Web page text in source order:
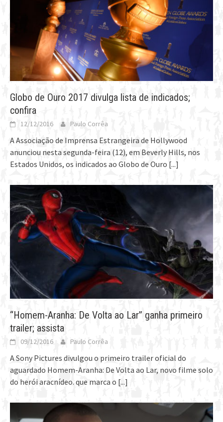
Globo de Ouro 2017 divulga lista de indicados;
confira
12/12/2016 Paulo Corrêa
A Associação de Imprensa Estrangeira de Hollywood
anunciou nesta segunda-feira (12), em Beverly Hills, nos
Estados Unidos, os indicados ao Globo de Ouro [...]
“Homem-Aranha: De Volta ao Lar” ganha primeiro
trailer; assista
09/12/2016 Paulo Corrêa
A Sony Pictures divulgou o primeiro trailer oficial do
aguardado Homem-Aranha: De Volta ao Lar, novo filme solo
do herói aracnídeo. que marca o [...]